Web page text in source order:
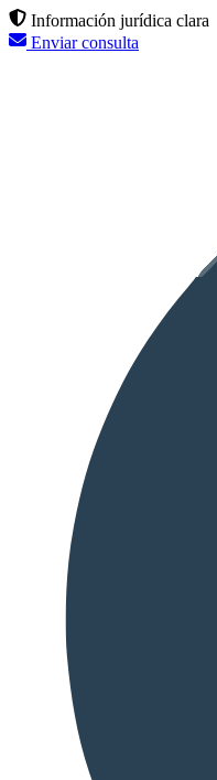
Información jurídica clara
Enviar consulta